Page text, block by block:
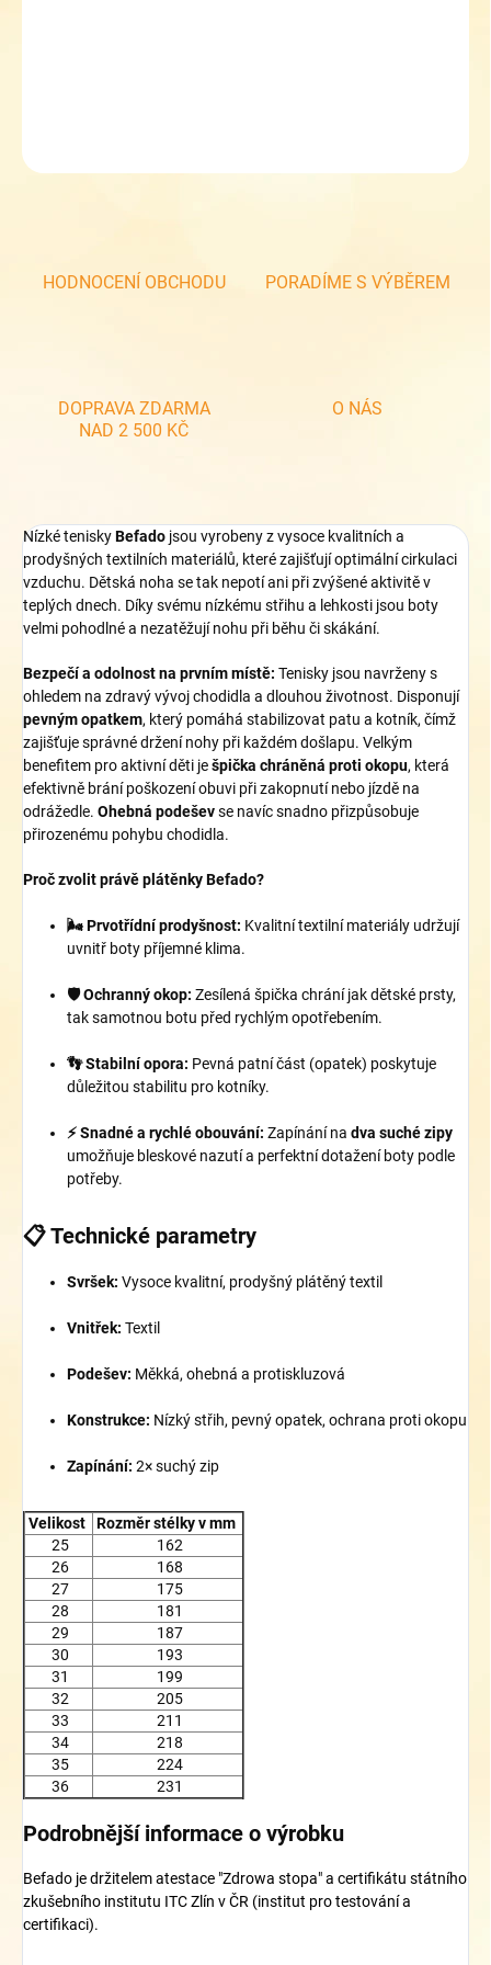
HODNOCENÍ OBCHODU PORADÍME S VÝBĚREM
DOPRAVA ZDARMA
NAD 2 500 KČ
O NÁS
Nízké teniskyBefado jsou vyrobeny z vysoce kvalitních a
prodyšných textilních materiálů, které zajišťují optimální cirkulaci
vzduchu. Dětská noha se tak nepotí ani při zvýšené aktivitě v
teplých dnech. Díky svému nízkému střihu a lehkosti jsou boty
velmi pohodlné a nezatěžují nohu při běhu či skákání.
Bezpečí a odolnost na prvním místě: Tenisky jsou navrženy s
ohledem na zdravý vývoj chodidla a dlouhou životnost. Disponují
pevným opatkem, který pomáhá stabilizovat patu a kotník, čímž
zajišťuje správné držení nohy při každém došlapu. Velkým
benefitem pro aktivní děti ješpička chráněná proti okopu, která
efektivně brání poškození obuvi při zakopnutí nebo jízdě na
odrážedle. Ohebná podeševse navíc snadno přizpůsobuje
přirozenému pohybu chodidla.
Proč zvolit právě plátěnky Befado?
🌬️ Prvotřídní prodyšnost: Kvalitní textilní materiály udržují
uvnitř boty příjemné klima.
🛡️ Ochranný okop: Zesílená špička chrání jak dětské prsty,
tak samotnou botu před rychlým opotřebením.
👣 Stabilní opora: Pevná patní část (opatek) poskytuje
důležitou stabilitu pro kotníky.
⚡ Snadné a rychlé obouvání: Zapínání na dva suché zipy
umožňuje bleskové nazutí a perfektní dotažení boty podle
potřeby.
📋 Technické parametry
Svršek: Vysoce kvalitní, prodyšný plátěný textil
Vnitřek: Textil
Podešev: Měkká, ohebná a protiskluzová
Konstrukce: Nízký střih, pevný opatek, ochrana proti okopu
Zapínání: 2× suchý zip
Velikost
Rozměr stélky v mm
25
162
26
168
27
175
28
181
29
187
30
193
31
199
32
205
33
211
34
218
35
224
36
231
Podrobnější informace o výrobku
Befado je držitelem atestace "Zdrowa stopa" a certifikátu státního
zkušebního institutu ITC Zlín v ČR (institut pro testování a
certifikaci).